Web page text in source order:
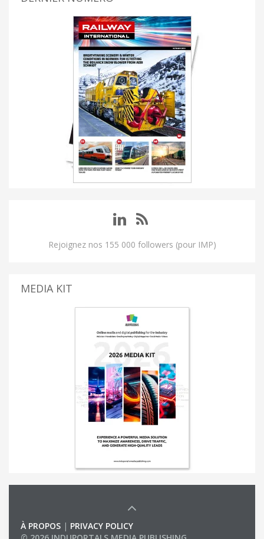
Rejoignez nos 155 000 followers (pour IMP)
MEDIA KIT
À PROPOS | PRIVACY POLICY